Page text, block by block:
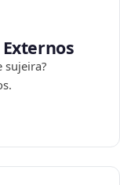
sujeira?